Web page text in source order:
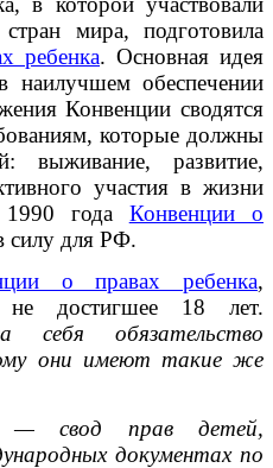
мира, подготовила
ребенка. Основная идея
наилучшем обеспечении
Конвенции сводятся
которые должны
выживание, развитие,
участия в жизни
1990 года Конвенции о
силу для РФ.
о правах ребенка,
достигшее 18 лет.
себя обязательство
они имеют такие же
— свод правдетей,
документах по